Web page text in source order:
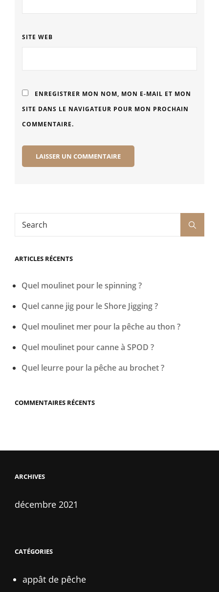
SITE WEB
ENREGISTRER MON NOM, MON E-MAIL ET MON
SITE DANS LE NAVIGATEUR POUR MON PROCHAIN
COMMENTAIRE.
Search
ARTICLES RÉCENTS
Quel moulinet pour le spinning ?
Quel canne jig pour le Shore Jigging ?
Quel moulinet mer pour la pêche au thon ?
Quel moulinet pour canne à SPOD ?
Quel leurre pour la pêche au brochet ?
COMMENTAIRES RÉCENTS
ARCHIVES
décembre 2021
CATÉGORIES
appât de pêche